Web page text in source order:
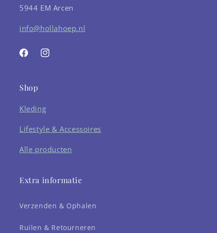
5944 EM Arcen
info@hollahoep.nl
FacebookInstagram
Shop
Kleding
Lifestyle & Accessoires
Alle producten
Extra informatie
Verzenden & Ophalen
Ruilen & Retourneren